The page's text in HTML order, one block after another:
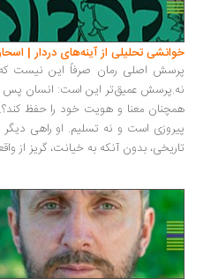
تحلیلی از آینه‌های دردار | اسحاق
اصلی رمان صرفاً این نیست که آیا
عمیق‌تر این است: انسان پس از
معنا و هویت خود را حفظ کند؟... پاسخی
است و نه تسلیم. او راهی دیگر را
بدون آنکه به خیانت، گریز از واقعیت یا